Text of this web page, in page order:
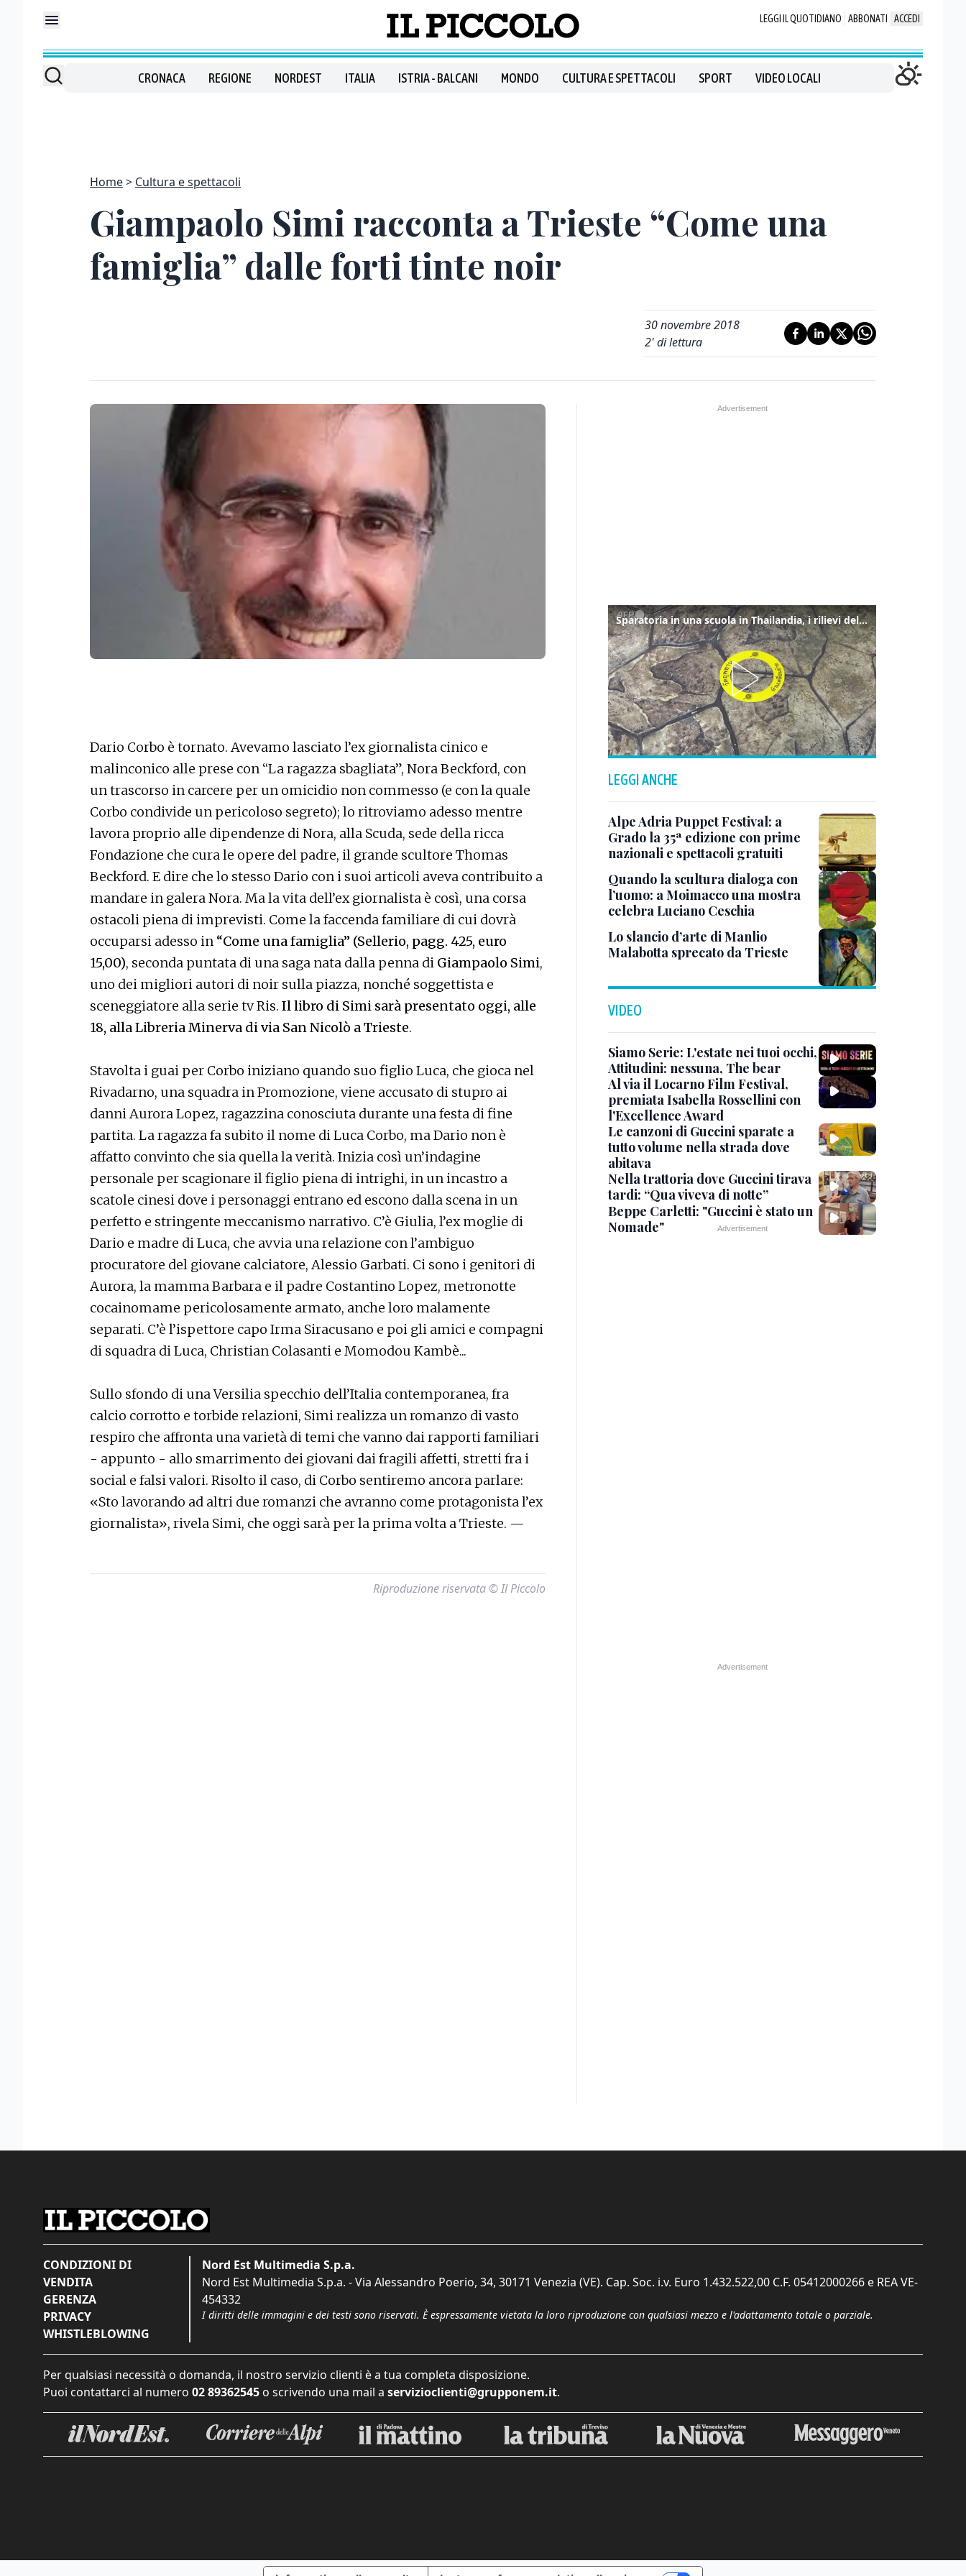
LEGGI IL QUOTIDIANO ABBONATI ACCEDI
CRONACA REGIONE NORDEST ITALIA ISTRIA - BALCANI MONDO CULTURA E SPETTACOLI SPORT VIDEO LOCALI
Home Cultura e spettacoli
Giampaolo Simi racconta a Trieste “Come una
famiglia” dalle forti tinte noir
30 novembre 2018
2' di lettura
Dario Corbo è tornato. Avevamo lasciato l’ex giornalista cinico e
malinconico alle prese con “La ragazza sbagliata”, Nora Beckford, con
un trascorso in carcere per un omicidio non commesso (e con la quale
Corbo condivide un pericoloso segreto); lo ritroviamo adesso mentre
lavora proprio alle dipendenze di Nora, alla Scuda, sede della ricca
Fondazione che cura le opere del padre, il grande scultore Thomas
Beckford. E dire che lo stesso Dario con i suoi articoli aveva contribuito a
mandare in galera Nora. Ma la vita dell’ex giornalista è così, una corsa
ostacoli piena di imprevisti. Come la faccenda familiare di cui dovrà
occuparsi adesso in “Come una famiglia” (Sellerio, pagg. 425, euro
15,00), seconda puntata di una saga nata dalla penna di Giampaolo Simi,
uno dei migliori autori di noir sulla piazza, nonché soggettista e
sceneggiatore alla serie tv Ris. Il libro di Simi sarà presentato oggi, alle
18, alla Libreria Minerva di via San Nicolò a Trieste.
Stavolta i guai per Corbo iniziano quando suo figlio Luca, che gioca nel
Rivadarno, una squadra in Promozione, viene accusato di stupro ai
danni Aurora Lopez, ragazzina conosciuta durante una festa di fine
partita. La ragazza fa subito il nome di Luca Corbo, ma Dario non è
affatto convinto che sia quella la verità. Inizia così un’indagine
personale per scagionare il figlio piena di intrighi, in un incastro a
scatole cinesi dove i personaggi entrano ed escono dalla scena in un
perfetto e stringente meccanismo narrativo. C’è Giulia, l’ex moglie di
Dario e madre di Luca, che avvia una relazione con l’ambiguo
procuratore del giovane calciatore, Alessio Garbati. Ci sono i genitori di
Aurora, la mamma Barbara e il padre Costantino Lopez, metronotte
cocainomame pericolosamente armato, anche loro malamente
separati. C’è l’ispettore capo Irma Siracusano e poi gli amici e compagni
di squadra di Luca, Christian Colasanti e Momodou Kambè...
Sullo sfondo di una Versilia specchio dell’Italia contemporanea, fra
calcio corrotto e torbide relazioni, Simi realizza un romanzo di vasto
respiro che affronta una varietà di temi che vanno dai rapporti familiari
- appunto - allo smarrimento dei giovani dai fragili affetti, stretti fra i
social e falsi valori. Risolto il caso, di Corbo sentiremo ancora parlare:
«Sto lavorando ad altri due romanzi che avranno come protagonista l’ex
giornalista», rivela Simi, che oggi sarà per la prima volta a Trieste. —
Riproduzione riservata © Il Piccolo
Sparatoria in una scuola in Thailandia, i rilievi della polizia
LEGGI ANCHE
Alpe Adria Puppet Festival: a
Grado la 35ª edizione con prime
nazionali e spettacoli gratuiti
Quando la scultura dialoga con
l’uomo: a Moimacco una mostra
celebra Luciano Ceschia
Lo slancio d’arte di Manlio
Malabotta sprecato da Trieste
VIDEO
Siamo Serie: L'estate nei tuoi occhi,
Attitudini: nessuna, The bear
Al via il Locarno Film Festival,
premiata Isabella Rossellini con
l'Excellence Award
Le canzoni di Guccini sparate a
tutto volume nella strada dove
abitava
Nella trattoria dove Guccini tirava
tardi: “Qua viveva di notte”
Beppe Carletti: "Guccini è stato un
Nomade"
CONDIZIONI DI
VENDITA
GERENZA
PRIVACY
WHISTLEBLOWING
Nord Est Multimedia S.p.a.
Nord Est Multimedia S.p.a. - Via Alessandro Poerio, 34, 30171 Venezia (VE). Cap. Soc. i.v. Euro 1.432.522,00 C.F. 05412000266 e REA VE-
454332
I diritti delle immagini e dei testi sono riservati. È espressamente vietata la loro riproduzione con qualsiasi mezzo e l'adattamento totale o parziale.
Per qualsiasi necessità o domanda, il nostro servizio clienti è a tua completa disposizione.
Puoi contattarci al numero 02 89362545 o scrivendo una mail a servizioclienti@grupponem.it.